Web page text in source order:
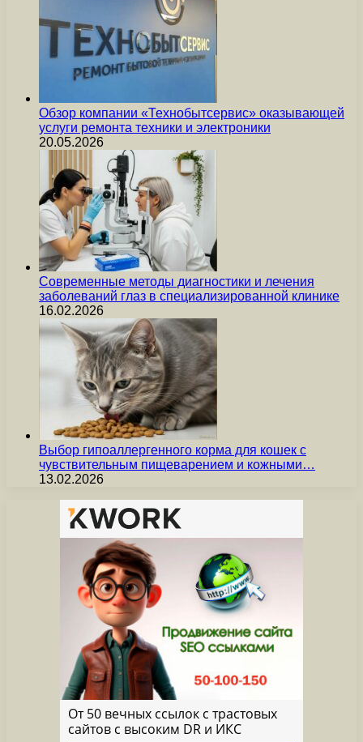
Обзор компании «Технобытсервис» оказывающей
услуги ремонта техники и электроники
20.05.2026
Современные методы диагностики и лечения
заболеваний глаз в специализированной клинике
16.02.2026
Выбор гипоаллергенного корма для кошек с
чувствительным пищеварением и кожными…
13.02.2026